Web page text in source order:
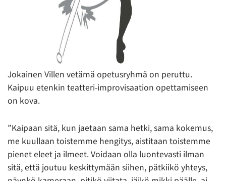
Jokainen Villen vetämä opetusryhmä on peruttu.
Kaipuu etenkin teatteri-improvisaation opettamiseen
on kova.
”Kaipaan sitä, kun jaetaan sama hetki, sama kokemus,
me kuullaan toistemme hengitys, aistitaan toistemme
pienet eleet ja ilmeet. Voidaan olla luontevasti ilman
sitä, että joutuu keskittymään siihen, pätkiikö yhteys,